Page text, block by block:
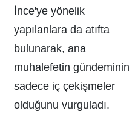
İnce'ye yönelik
yapılanlara da atıfta
bulunarak, ana
muhalefetin gündeminin
sadece iç çekişmeler
olduğunu vurguladı.